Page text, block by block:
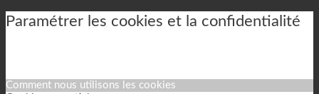
Paramétrer les cookies et la confidentialité
Comment nous utilisons les cookies